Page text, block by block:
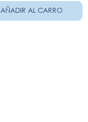
AÑADIR AL CARRO